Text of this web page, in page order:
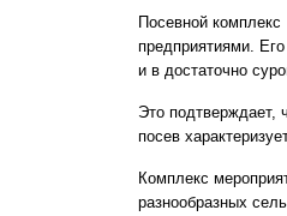
Посевной
предприятиями.
и в достаточно
Это подтверждает,
посев
Комплекс
разнообразных